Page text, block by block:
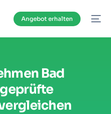
Angebot erhalten
Bad